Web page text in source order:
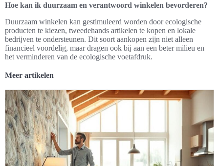
Hoe kan ik duurzaam en verantwoord winkelen bevorderen?
Duurzaam winkelen kan gestimuleerd worden door ecologische
producten te kiezen, tweedehands artikelen te kopen en lokale
bedrijven te ondersteunen. Dit soort aankopen zijn niet alleen
financieel voordelig, maar dragen ook bij aan een beter milieu en
het verminderen van de ecologische voetafdruk.
Meer artikelen